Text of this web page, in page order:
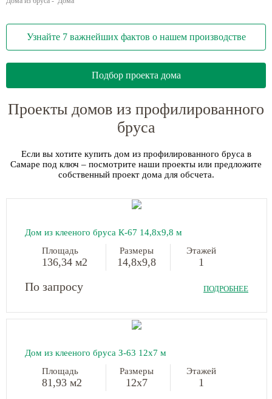
Узнайте 7 важнейших фактов о нашем производстве
Подбор проекта дома
Проекты домов из профилированного
бруса
Если вы хотите купить дом из профилированного бруса в
Самаре под ключ – посмотрите наши проекты или предложите
собственный проект дома для обсчета.
Дом из клееного бруса К-67 14,8х9,8 м
Площадь
136,34 м2
Размеры
14,8х9,8
Этажей
1
По запросу ПОДРОБНЕЕ
Дом из клееного бруса З-63 12х7 м
Площадь
81,93 м2
Размеры
12х7
Этажей
1